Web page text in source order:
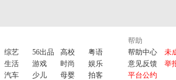
综艺 56出品 高校
粤语
生活 游戏 时尚
娱乐
汽车 少儿 母婴 拍客
帮助
帮助中心
未
意见反馈
举
平台公约